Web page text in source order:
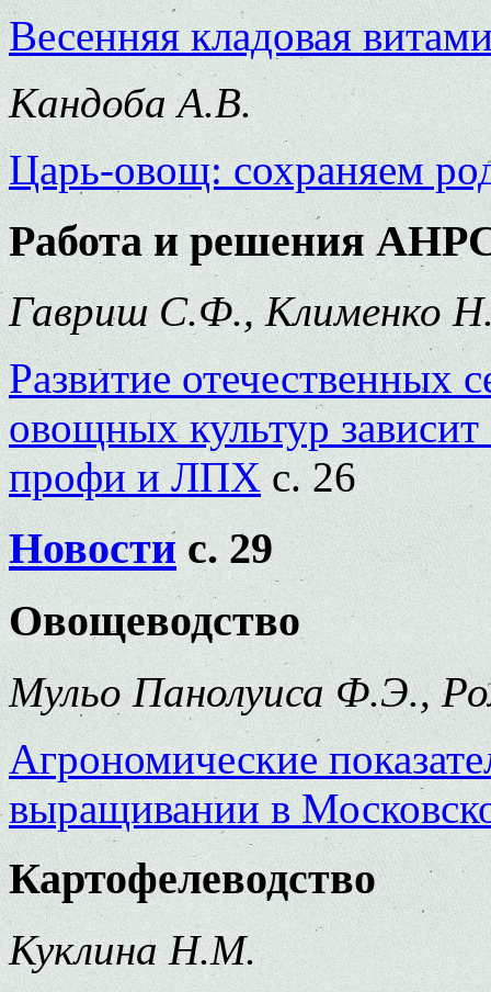
Весенняя кладовая
Кандоба А.В.
Царь-овощ: сохраняем
Работа и решения
Гавриш С.Ф., Клименко
Развитие отечественных
овощных культур
профи и ЛПХс. 26
Новостис. 29
Овощеводство
Мульо Панолуиса Ф.Э.,
Агрономические
выращивании в
Картофелеводство
Куклина Н.М.